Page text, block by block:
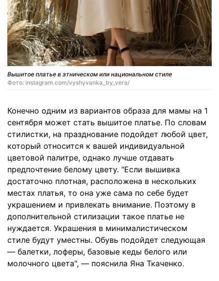
Вышитое платье в этническом или национальном стиле
Фото: instagram.com/vyshyvanka_by_vera/
Конечно одним из вариантов образа для мамы на 1
сентября может стать вышитое платье. По словам
стилистки, на празднование подойдет любой цвет,
который относится к вашей индивидуальной
цветовой палитре, однако лучше отдавать
предпочтение белому цвету. "Если вышивка
достаточно плотная, расположена в нескольких
местах платья, то она уже сама по себе будет
украшением и привлекать внимание. Поэтому в
дополнительной стилизации такое платье не
нуждается. Украшения в минималистическом
стиле будут уместны. Обувь подойдет следующая
— балетки, лоферы, базовые кеды белого или
молочного цвета", — пояснила Яна Ткаченко.